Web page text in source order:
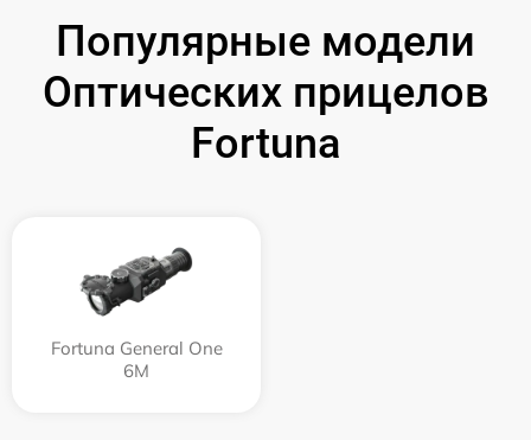
Популярные модели
Оптических прицелов
Fortuna
Fortuna General One
6M